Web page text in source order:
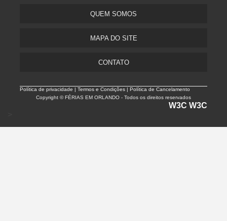
QUEM SOMOS
MAPA DO SITE
CONTATO
Política de privacidade |Termos e Condições | Política de Cancelamento
Copyright © FÉRIAS EM ORLANDO - Todos os direitos reservados
W3C W3C